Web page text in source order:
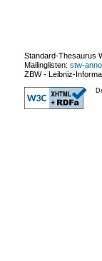
Standard-Thesaurus
Mailinglisten: stw-
ZBW - Leibniz-